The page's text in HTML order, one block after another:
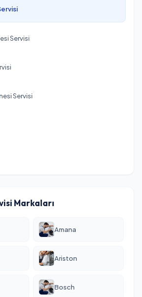
Servisi
Servisi
Markaları
Amana
Ariston
Bosch